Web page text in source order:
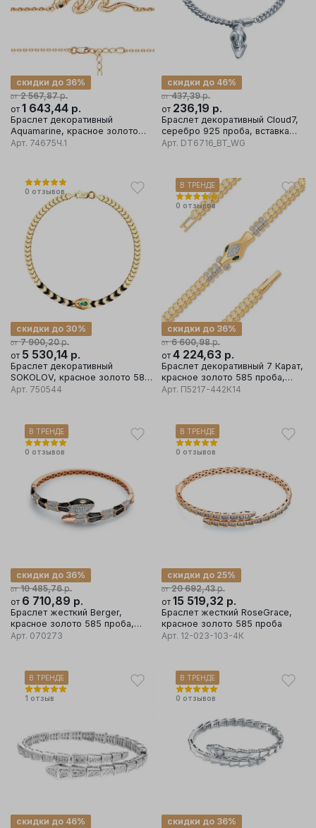
от 2 567,87р.
скидки до 36%
от 1 643,44 р.
Браслет декоративный
Aquamarine, красное золото
585 проба, вставка
Арт. 74675Ч.1
от 437,39р.
скидки до 46%
от 236,19 р.
Браслет декоративный Cloud7,
серебро 925 проба, вставка
цирконий
Арт. DT6716_BT_WG
0 отзывов
от 7 900,20р.
скидки до 30%
от 5 530,14 р.
Браслет декоративный
SOKOLOV, красное золото 585
проба, вставка шпинель/
Арт. 750544
В ТРЕНДЕ
0 отзывов
от 6 600,98р.
скидки до 36%
от 4 224,63 р.
Браслет декоративный 7 Карат,
красное золото 585 проба,
вставка фианит
Арт. П5217-442К14
В ТРЕНДЕ
0 отзывов
от 10 485,76р.
скидки до 36%
от 6 710,89 р.
Браслет жесткий Berger,
красное золото 585 проба,
вставка фианит
Арт. 070273
В ТРЕНДЕ
0 отзывов
от 20 692,43р.
скидки до 25%
от 15 519,32 р.
Браслет жесткий RoseGrace,
красное золото 585 проба
Арт. 12-023-103-4К
В ТРЕНДЕ
1 отзыв
скидки до 46%
В ТРЕНДЕ
0 отзывов
скидки до 36%